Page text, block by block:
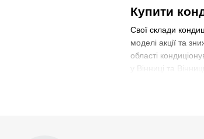
Купити
Свої склади
моделі акції та
області
у Вінниці та